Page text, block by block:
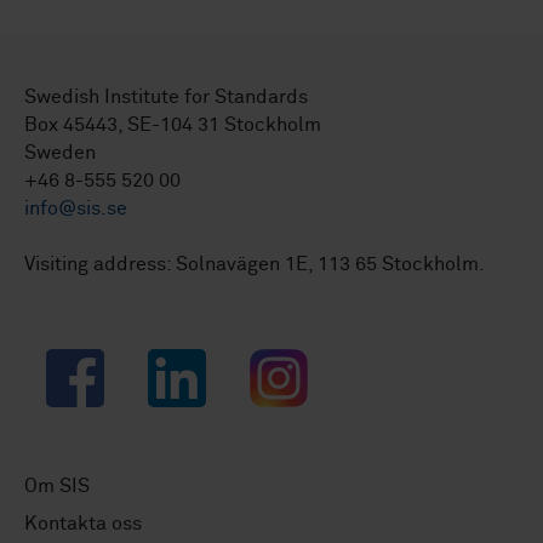
Swedish Institute for Standards
Box 45443, SE-104 31 Stockholm
Sweden
+46 8-555 520 00
info@sis.se
Visiting address: Solnavägen 1E, 113 65 Stockholm.
Facebook LinkedIn Instagram
Om SIS
Kontakta oss